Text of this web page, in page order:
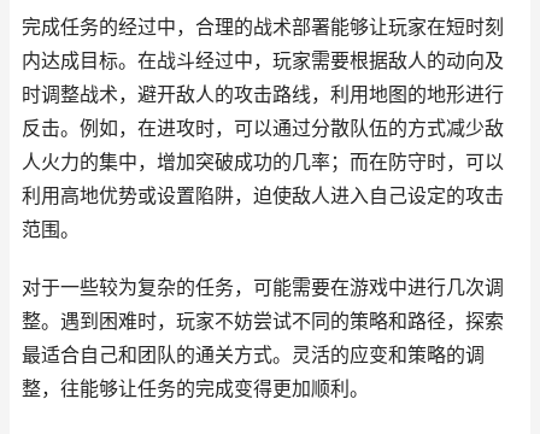
完成任务的经过中，合理的战术部署能够让玩家在短时刻
内达成目标。在战斗经过中，玩家需要根据敌人的动向及
时调整战术，避开敌人的攻击路线，利用地图的地形进行
反击。例如，在进攻时，可以通过分散队伍的方式减少敌
人火力的集中，增加突破成功的几率；而在防守时，可以
利用高地优势或设置陷阱，迫使敌人进入自己设定的攻击
范围。
对于一些较为复杂的任务，可能需要在游戏中进行几次调
整。遇到困难时，玩家不妨尝试不同的策略和路径，探索
最适合自己和团队的通关方式。灵活的应变和策略的调
整，往能够让任务的完成变得更加顺利。